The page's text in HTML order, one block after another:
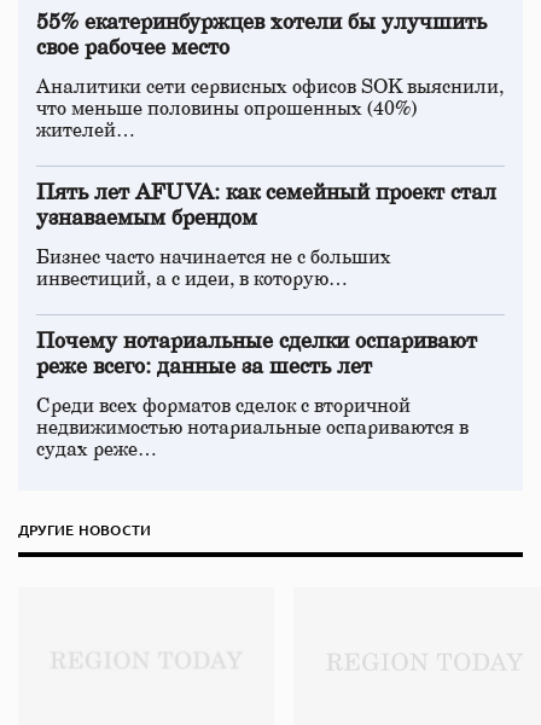
55% екатеринбуржцев хотели бы улучшить
свое рабочее место
Аналитики сети сервисных офисов SOK выяснили,
что меньше половины опрошенных (40%)
жителей…
Пять лет AFUVA: как семейный проект стал
узнаваемым брендом
Бизнес часто начинается не с больших
инвестиций, а с идеи, в которую…
Почему нотариальные сделки оспаривают
реже всего: данные за шесть лет
Среди всех форматов сделок с вторичной
недвижимостью нотариальные оспариваются в
судах реже…
ДРУГИЕ НОВОСТИ